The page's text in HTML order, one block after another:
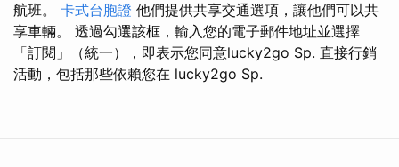
航班。 卡式台胞證 他們提供共享交通選項，讓他們可以共
享車輛。 透過勾選該框，輸入您的電子郵件地址並選擇
「訂閱」（統一），即表示您同意lucky2go Sp. 直接行銷
活動，包括那些依賴您在 lucky2go Sp.